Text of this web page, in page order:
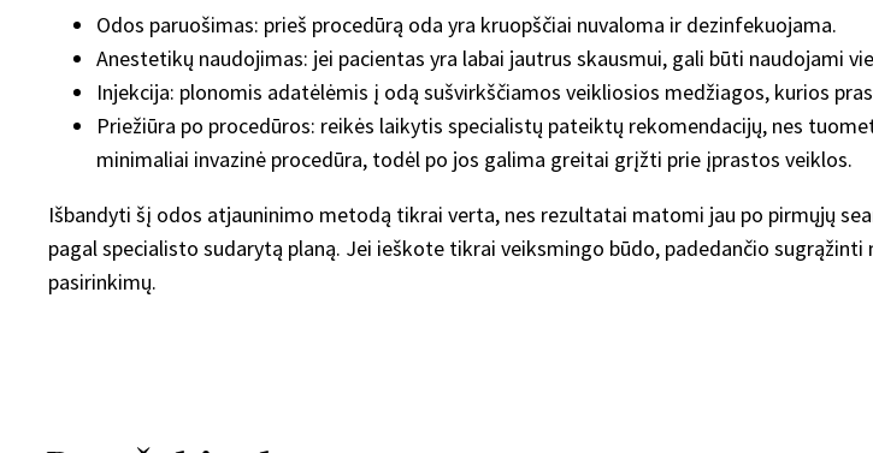
Odos paruošimas: prieš procedūrą oda yra kruopščiai nuvaloma ir dezinfekuojama.
Anestetikų naudojimas: jei pacientas yra labai jautrus skausmui, gali būti naudojami
Injekcija: plonomis adatėlėmis į odą sušvirkščiamos veikliosios medžiagos, kurios
Priežiūra po procedūros: reikės laikytis specialistų pateiktų rekomendacijų, nes
minimaliai invazinė procedūra, todėl po jos galima greitai grįžti prie įprastos veiklos.
Išbandyti šį odos atjauninimo metodą tikrai verta, nes rezultatai matomi jau po pirmųjų
pagal specialisto sudarytą planą. Jei ieškote tikrai veiksmingo būdo, padedančio
pasirinkimų.